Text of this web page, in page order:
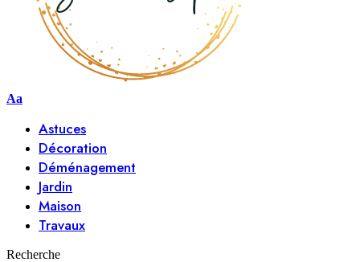
Aa
Astuces
Décoration
Déménagement
Jardin
Maison
Travaux
Recherche